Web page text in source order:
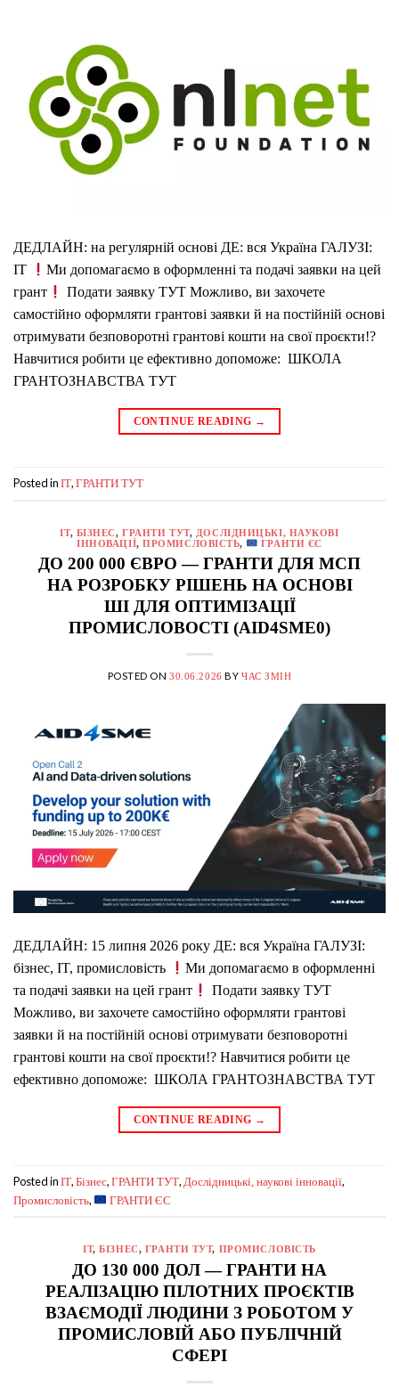
ДЕДЛАЙН: на регулярній основі ДЕ: вся Україна ГАЛУЗІ:
IT
Ми допомагаємо в оформленні та подачі заявки на цей
грант
Подати заявку ТУТ Можливо, ви захочете
самостійно оформляти грантові заявки й на постійній основі
отримувати безповоротні грантові кошти на свої проєкти!?
Навчитися робити це ефективно допоможе: ШКОЛА
ГРАНТОЗНАВСТВА ТУТ
CONTINUE READING →
Posted in IT, ГРАНТИ ТУТ
IT, БІЗНЕС,ГРАНТИ ТУТ, ДОСЛІДНИЦЬКІ, НАУКОВІ
ІННОВАЦІЇ,ПРОМИСЛОВІСТЬ, ГРАНТИ ЄС
ДО 200 000 ЄВРО — ГРАНТИ ДЛЯ МСП
НА РОЗРОБКУ РІШЕНЬ НА ОСНОВІ
ШІ ДЛЯ ОПТИМІЗАЦІЇ
ПРОМИСЛОВОСТІ (AID4SME0)
POSTED ON30.06.2026 BY ЧАС ЗМІН
ДЕДЛАЙН: 15 липня 2026 року ДЕ: вся Україна ГАЛУЗІ:
бізнес, IT, промисловість
Ми допомагаємо в оформленні
та подачі заявки на цей грант
Подати заявку ТУТ
Можливо, ви захочете самостійно оформляти грантові
заявки й на постійній основі отримувати безповоротні
грантові кошти на свої проєкти!? Навчитися робити це
ефективно допоможе: ШКОЛА ГРАНТОЗНАВСТВА ТУТ
CONTINUE READING →
Posted in IT, Бізнес, ГРАНТИ ТУТ, Дослідницькі, наукові інновації,
Промисловість, ГРАНТИ ЄС
IT,БІЗНЕС, ГРАНТИ ТУТ, ПРОМИСЛОВІСТЬ
ДО 130 000 ДОЛ — ГРАНТИ НА
РЕАЛІЗАЦІЮ ПІЛОТНИХ ПРОЄКТІВ
ВЗАЄМОДІЇ ЛЮДИНИ З РОБОТОМ У
ПРОМИСЛОВІЙ АБО ПУБЛІЧНІЙ
СФЕРІ